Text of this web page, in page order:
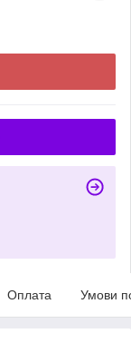
Оплата Умови